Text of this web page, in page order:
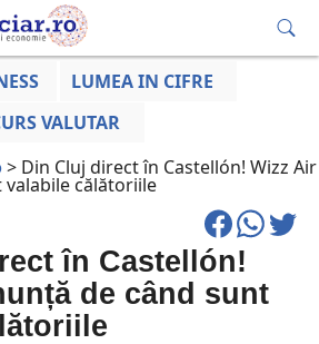
LUMEA IN CIFRE
VALUTAR
> Din Cluj direct în Castellón! Wizz Air
călătoriile
în Castellón!
de când sunt